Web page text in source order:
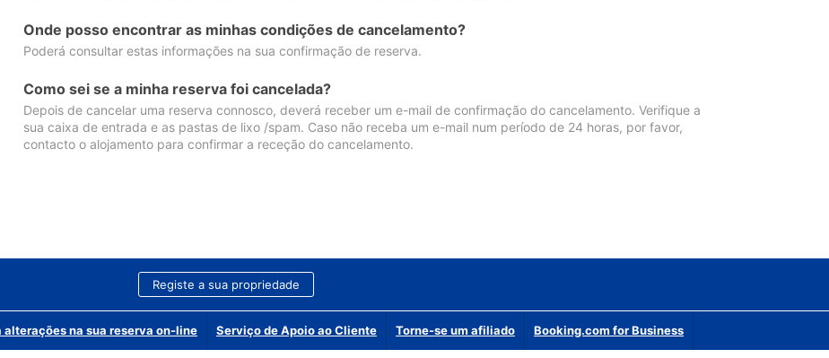
Onde posso encontrar as minhas condições de cancelamento?
Poderá consultar estas informações na sua confirmação de reserva.
Como sei se a minha reserva foi cancelada?
Depois de cancelar uma reserva connosco, deverá receber um e-mail de confirmação do cancelamento. Verifique a
sua caixa de entrada e as pastas de lixo /spam. Caso não receba um e-mail num período de 24 horas, por favor,
contacto o alojamento para confirmar a receção do cancelamento.
Registe a sua propriedade
alterações na sua reserva on-line Serviço de Apoio ao Cliente Torne-se um afiliado Booking.com for Business